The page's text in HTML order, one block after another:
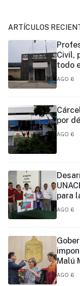
ARTÍCULOS
Civil,
todo
AGO 6
por
AGO 6
para
AGO 6
Malú
AGO 6